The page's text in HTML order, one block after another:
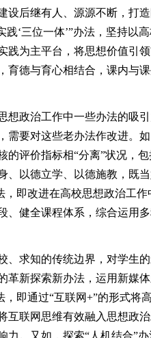
设后继有人、源源不断，打
‘三位一体’”办法，坚持以
践为主平台，将思想价值引
育德与育心相结合，课内与
政治工作中一些办法的吸引
要对这些老办法作改进。如
的评价指标相“分离”状况，
以德立学、以德施教，既当
即改进在高校思想政治工作
、健全课程体系，综合运用
求知的传统边界，对学生的
革新探索新办法，运用新媒
即通过“互联网+”的形式将
互联网思维有效融入思想政
力。又如，探索“人机结合”